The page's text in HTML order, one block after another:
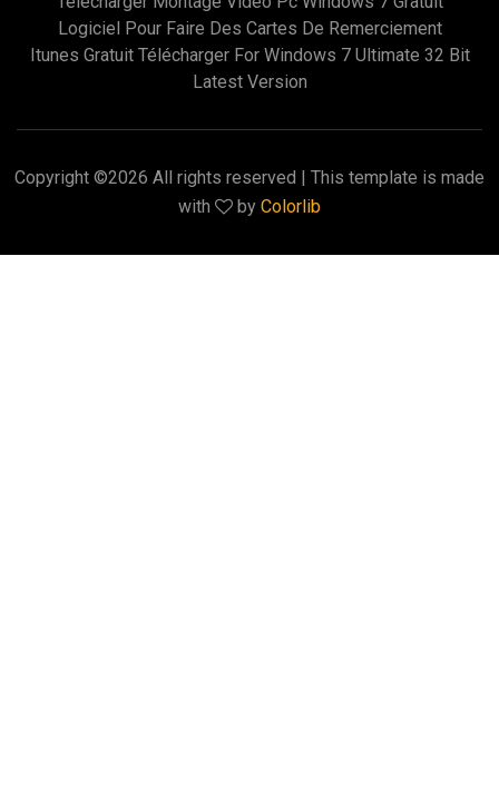
Logiciel Pour Faire Des Cartes De Remerciement
Itunes Gratuit Télécharger For Windows 7 Ultimate 32 Bit
Latest Version
Copyright ©2026 All rights reserved | This template is made
with
by Colorlib